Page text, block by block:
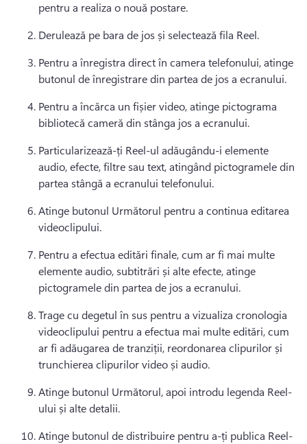
pentru a realiza o nouă postare.
Derulează pe bara de jos și selectează fila Reel.
Pentru a înregistra direct în camera telefonului, atinge
butonul de înregistrare din partea de jos a ecranului.
Pentru a încărca un fișier video, atinge pictograma
bibliotecă cameră din stânga jos a ecranului.
Particularizează-ți Reel-ul adăugându-i elemente
audio, efecte, filtre sau text, atingând pictogramele din
partea stângă a ecranului telefonului.
Atinge butonul Următorul pentru a continua editarea
videoclipului.
Pentru a efectua editări finale, cum ar fi mai multe
elemente audio, subtitrări și alte efecte, atinge
pictogramele din partea de jos a ecranului.
Trage cu degetul în sus pentru a vizualiza cronologia
videoclipului pentru a efectua mai multe editări, cum
ar fi adăugarea de tranziții, reordonarea clipurilor și
trunchierea clipurilor video și audio.
Atinge butonul Următorul, apoi introdu legenda Reel-
ului și alte detalii.
Atinge butonul de distribuire pentru a-ți publica Reel-